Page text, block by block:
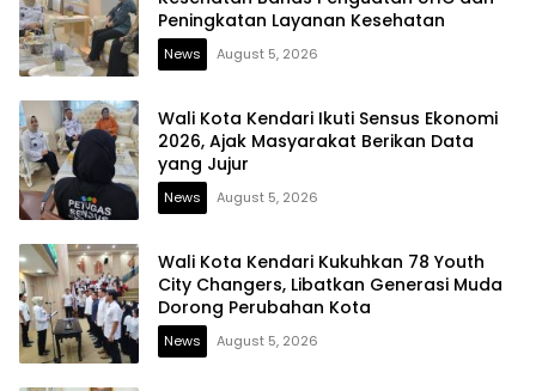
Peningkatan Layanan Kesehatan
News August 5, 2026
Wali Kota Kendari Ikuti Sensus Ekonomi
2026, Ajak Masyarakat Berikan Data
yang Jujur
News August 5, 2026
Wali Kota Kendari Kukuhkan 78 Youth
City Changers, Libatkan Generasi Muda
Dorong Perubahan Kota
News August 5, 2026